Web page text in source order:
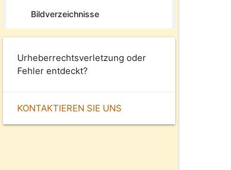
Bildverzeichnisse
Urheberrechtsverletzung oder
Fehler entdeckt?
KONTAKTIEREN SIE UNS